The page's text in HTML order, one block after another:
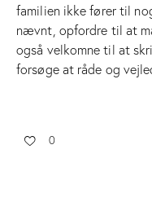
familien ikke fører til
nævnt, opfordre til at
også velkomne til at
forsøge at råde og
0